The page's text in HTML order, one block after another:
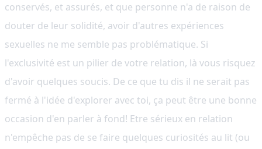
conservés, et assurés, et que personne n'a de raison de
douter de leur solidité, avoir d'autres expériences
sexuelles ne me semble pas problématique. Si
l'exclusivité est un pilier de votre relation, là vous risquez
d'avoir quelques soucis. De ce que tu dis il ne serait pas
fermé à l'idée d'explorer avec toi, ça peut être une bonne
occasion d'en parler à fond! Etre sérieux en relation
n'empêche pas de se faire quelques curiosités au lit (ou